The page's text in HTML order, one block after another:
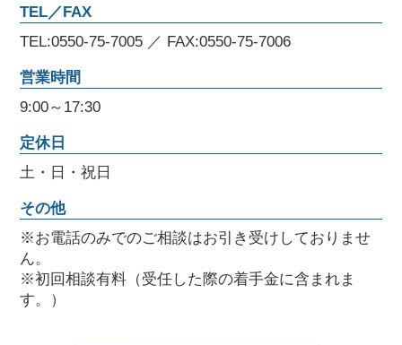
TEL／FAX
TEL:0550-75-7005 ／ FAX:0550-75-7006
営業時間
9:00～17:30
定休日
土・日・祝日
その他
※お電話のみでのご相談はお引き受けしておりませ
ん。
※初回相談有料（受任した際の着手金に含まれま
す。）